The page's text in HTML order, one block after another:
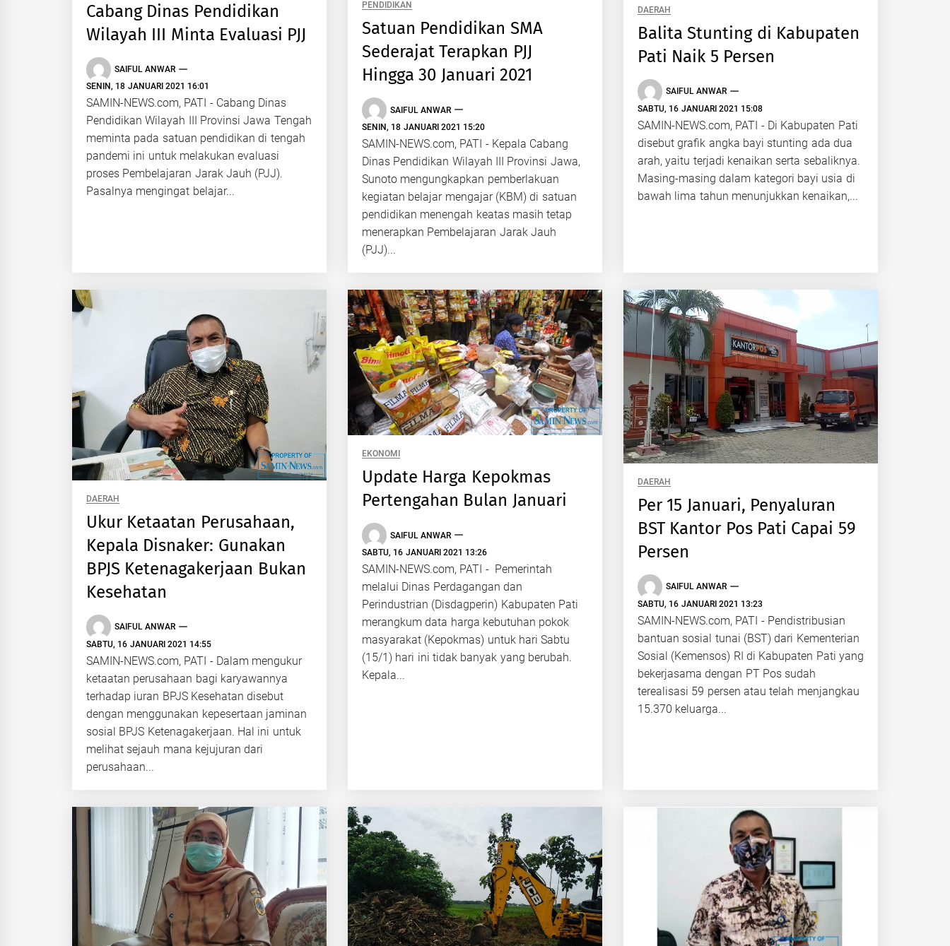
Cabang Dinas Pendidikan
Wilayah III Minta Evaluasi PJJ
SAIFUL ANWAR
SENIN, 18 JANUARI 2021 16:01
SAMIN-NEWS.com, PATI - Cabang Dinas
Pendidikan Wilayah III Provinsi Jawa Tengah
meminta pada satuan pendidikan di tengah
pandemi ini untuk melakukan evaluasi
proses Pembelajaran Jarak Jauh (PJJ).
Pasalnya mengingat belajar...
PENDIDIKAN
Satuan Pendidikan SMA
Sederajat Terapkan PJJ
Hingga 30 Januari 2021
SAIFUL ANWAR
SENIN, 18 JANUARI 2021 15:20
SAMIN-NEWS.com, PATI - Kepala Cabang
Dinas Pendidikan Wilayah III Provinsi Jawa,
Sunoto mengungkapkan pemberlakuan
kegiatan belajar mengajar (KBM) di satuan
pendidikan menengah keatas masih tetap
menerapkan Pembelajaran Jarak Jauh
(PJJ)...
DAERAH
Balita Stunting di Kabupaten
Pati Naik 5 Persen
SAIFUL ANWAR
SABTU, 16 JANUARI 2021 15:08
SAMIN-NEWS.com, PATI - Di Kabupaten Pati
disebut grafik angka bayi stunting ada dua
arah, yaitu terjadi kenaikan serta sebaliknya.
Masing-masing dalam kategori bayi usia di
bawah lima tahun menunjukkan kenaikan,...
DAERAH
Ukur Ketaatan Perusahaan,
Kepala Disnaker: Gunakan
BPJS Ketenagakerjaan Bukan
Kesehatan
SAIFUL ANWAR
SABTU, 16 JANUARI 2021 14:55
SAMIN-NEWS.com, PATI - Dalam mengukur
ketaatan perusahaan bagi karyawannya
terhadap iuran BPJS Kesehatan disebut
dengan menggunakan kepesertaan jaminan
sosial BPJS Ketenagakerjaan. Hal ini untuk
melihat sejauh mana kejujuran dari
perusahaan...
EKONOMI
Update Harga Kepokmas
Pertengahan Bulan Januari
SAIFUL ANWAR
SABTU, 16 JANUARI 2021 13:26
SAMIN-NEWS.com, PATI - Pemerintah
melalui Dinas Perdagangan dan
Perindustrian (Disdagperin) Kabupaten Pati
merangkum data harga kebutuhan pokok
masyarakat (Kepokmas) untuk hari Sabtu
(15/1) hari ini tidak banyak yang berubah.
Kepala...
DAERAH
Per 15 Januari, Penyaluran
BST Kantor Pos Pati Capai 59
Persen
SAIFUL ANWAR
SABTU, 16 JANUARI 2021 13:23
SAMIN-NEWS.com, PATI - Pendistribusian
bantuan sosial tunai (BST) dari Kementerian
Sosial (Kemensos) RI di Kabupaten Pati yang
bekerjasama dengan PT Pos sudah
terealisasi 59 persen atau telah menjangkau
15.370 keluarga...